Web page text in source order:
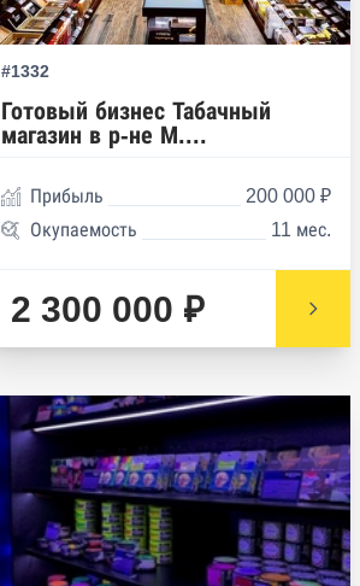
#1332
Готовый бизнес Табачный
магазин в р-не М....
Прибыль
200 000 ₽
Окупаемость
11 мес.
2 300 000 ₽